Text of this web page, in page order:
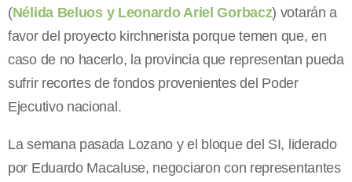
(Nélida Beluos y Leonardo Ariel Gorbacz) votarán a
favor del proyecto kirchnerista porque temen que, en
caso de no hacerlo, la provincia que representan pueda
sufrir recortes de fondos provenientes del Poder
Ejecutivo nacional.
La semana pasada Lozano y el bloque del SI, liderado
por Eduardo Macaluse, negociaron con representantes